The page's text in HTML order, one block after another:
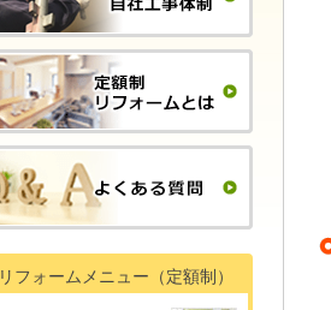
リフォームメニュー（定額制）